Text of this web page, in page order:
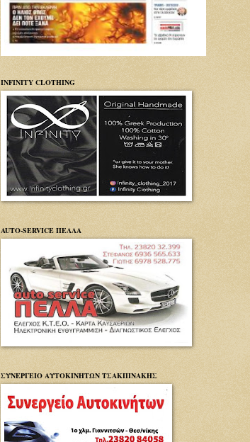
INFINITY CLOTHING
AUTO-SERVICE ΠΕΛΛΑ
ΣΥΝΕΡΓΕΙΟ ΑΥΤΟΚΙΝΗΤΩΝ ΤΣΑΚΠΙΝΑΚΗΣ